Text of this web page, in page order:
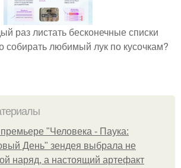
раз листать бесконечные списки
собирать любимый лук по кусочкам?
"Человека - Паука:
День" зендея выбрала не
наряд, а настоящий артефакт